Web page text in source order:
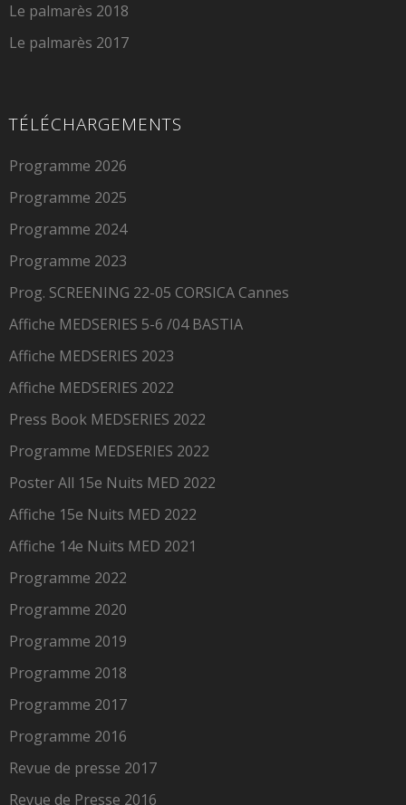
Le palmarès 2018
Le palmarès 2017
TÉLÉCHARGEMENTS
Programme 2026
Programme 2025
Programme 2024
Programme 2023
Prog. SCREENING 22-05 CORSICA Cannes
Affiche MEDSERIES 5-6 /04 BASTIA
Affiche MEDSERIES 2023
Affiche MEDSERIES 2022
Press Book MEDSERIES 2022
Programme MEDSERIES 2022
Poster All 15e Nuits MED 2022
Affiche 15e Nuits MED 2022
Affiche 14e Nuits MED 2021
Programme 2022
Programme 2020
Programme 2019
Programme 2018
Programme 2017
Programme 2016
Revue de presse 2017
Revue de Presse 2016